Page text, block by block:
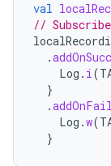
val
//
.
Log . i(
}
.
Log .w(
}